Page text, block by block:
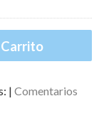
| Comentarios